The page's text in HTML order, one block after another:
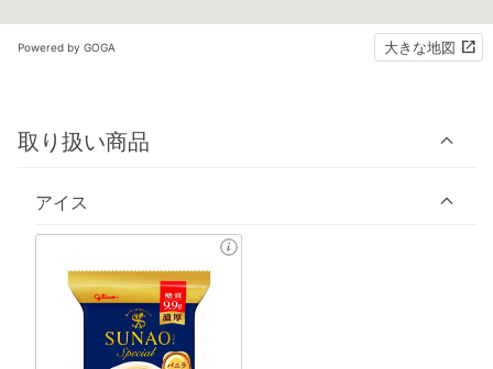
Powered by GOGA 大きな地図
取り扱い商品
アイス